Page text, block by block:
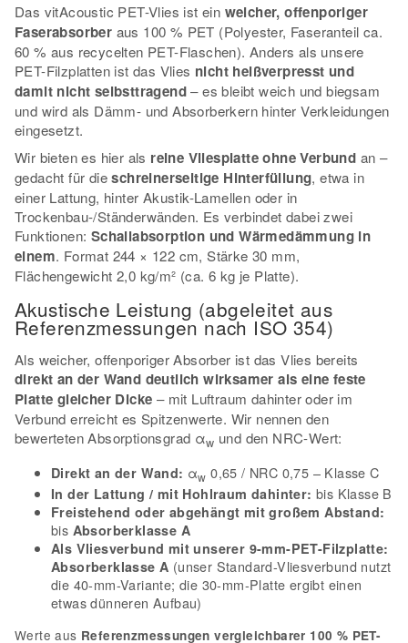
Das vitAcoustic PET-Vlies ist ein weicher, offenporiger
Faserabsorber aus 100 % PET (Polyester, Faseranteil ca.
60 % aus recycelten PET-Flaschen). Anders als unsere
PET-Filzplatten ist das Vlies nicht heißverpresst und
damit nicht selbsttragend– es bleibt weich und biegsam
und wird als Dämm- und Absorberkern hinter Verkleidungen
eingesetzt.
Wir bieten es hier als reine Vliesplatte ohne Verbund an –
gedacht für dieschreinerseitige Hinterfüllung, etwa in
einer Lattung, hinter Akustik-Lamellen oder in
Trockenbau-/Ständerwänden. Es verbindet dabei zwei
Funktionen: Schallabsorption und Wärmedämmung in
einem. Format 244 × 122 cm, Stärke 30 mm,
Flächengewicht 2,0 kg/m² (ca. 6 kg je Platte).
Akustische Leistung (abgeleitet aus
Referenzmessungen nach ISO 354)
Als weicher, offenporiger Absorber ist das Vlies bereits
direkt an der Wand deutlich wirksamer als eine feste
Platte gleicher Dicke – mit Luftraum dahinter oder im
Verbund erreicht es Spitzenwerte. Wir nennen den
bewerteten Absorptionsgrad αw und den NRC-Wert:
Direkt an der Wand: αw 0,65 / NRC 0,75 – Klasse C
In der Lattung / mit Hohlraum dahinter: bis Klasse B
Freistehend oder abgehängt mit großem Abstand:
bis Absorberklasse A
Als Vliesverbund mit unserer 9-mm-PET-Filzplatte:
Absorberklasse A (unser Standard-Vliesverbund nutzt
die 40-mm-Variante; die 30-mm-Platte ergibt einen
etwas dünneren Aufbau)
Werte aus Referenzmessungen vergleichbarer 100 % PET-